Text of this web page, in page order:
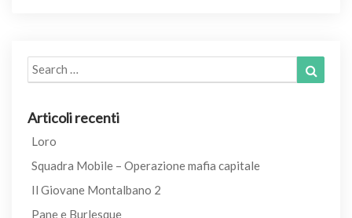
Search
for:
Articoli recenti
Loro
Squadra Mobile – Operazione mafia capitale
Il Giovane Montalbano 2
Pane e Burlesque